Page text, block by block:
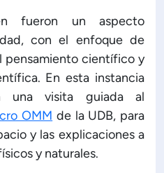
fueron un aspecto
con el enfoque de
pensamiento científico y
En esta instancia
una visita guiada al
OMM de la UDB, para
y las explicaciones a
y naturales.